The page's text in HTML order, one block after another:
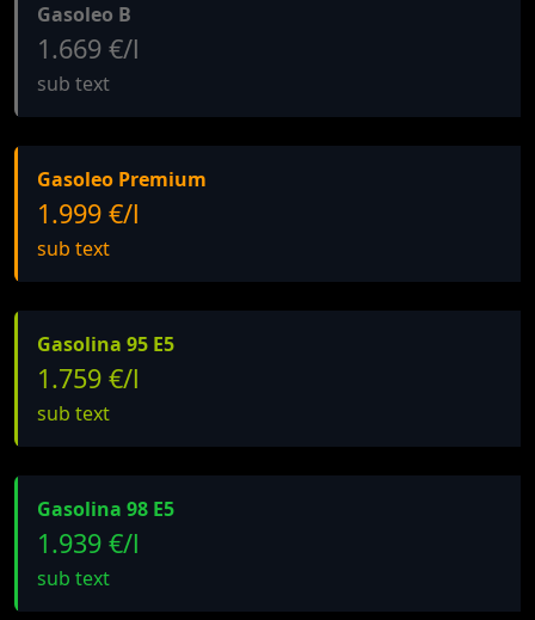
Gasoleo B
1.669 €/l
sub text
Gasoleo Premium
1.999 €/l
sub text
Gasolina 95 E5
1.759 €/l
sub text
Gasolina 98 E5
1.939 €/l
sub text